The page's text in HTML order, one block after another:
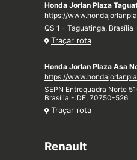
Honda Jorlan Plaza
https://
QS 1 - Taguatinga,
Traçar rota
Honda Jorlan Plaza Asa
https://
SEPN Entrequadra Norte
Brasília - DF, 70750-526
Traçar rota
Renault